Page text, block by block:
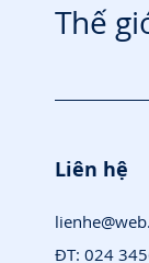
Thế
Liên hệ
ĐT: 024